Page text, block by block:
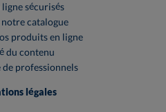
sécurisés
catalogue
produits en ligne
du contenu
professionnels
légales